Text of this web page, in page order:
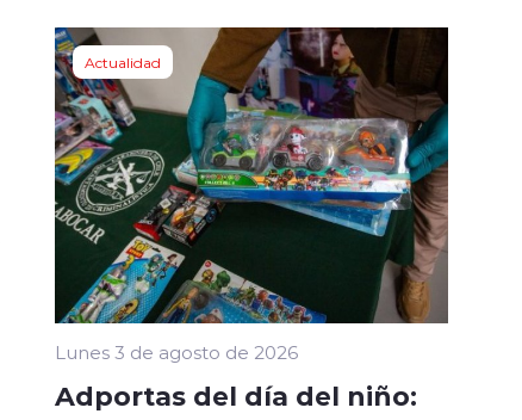
Actualidad
Lunes 3 de agosto de 2026
Adportas del día del niño: